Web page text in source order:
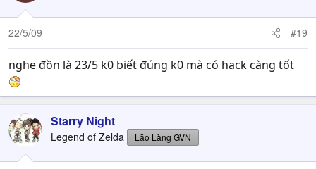
22/5/09 #19
nghe đồn là 23/5 k0 biết đúng k0 mà có hack càng tốt
Starry Night
Legend of Zelda Lão Làng GVN